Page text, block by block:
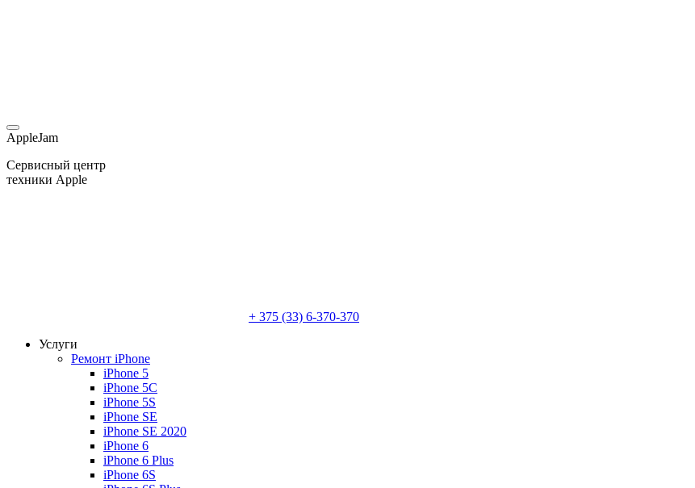
AppleJam
Сервисный центр
техники Apple
+ 375 (33) 6-370-370
Услуги
Ремонт iPhone
iPhone 5
iPhone 5C
iPhone 5S
iPhone SE
iPhone SE 2020
iPhone 6
iPhone 6 Plus
iPhone 6S